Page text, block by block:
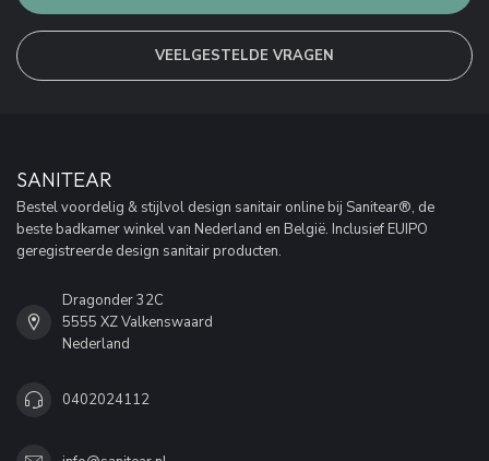
VEELGESTELDE VRAGEN
SANITEAR
Bestel voordelig & stijlvol design sanitair online bij Sanitear®, de
beste badkamer winkel van Nederland en België. Inclusief EUIPO
geregistreerde design sanitair producten.
Dragonder 32C
5555 XZ Valkenswaard
Nederland
0402024112